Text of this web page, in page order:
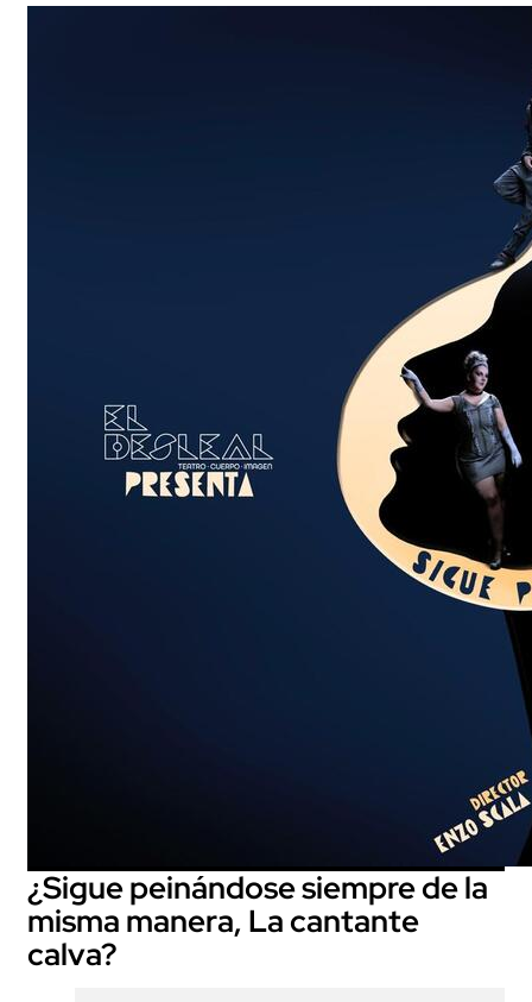
¿Sigue peinándose siempre de la
misma manera, La cantante
calva?